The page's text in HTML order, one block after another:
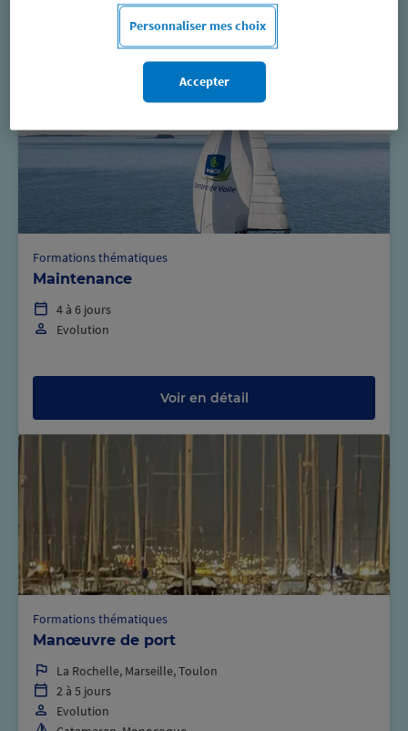
Formations thématiques
Maintenance
4 à 6 jours
Evolution
Voir en détail
Formations thématiques
Manœuvre de port
La Rochelle, Marseille, Toulon
2 à 5 jours
Evolution
Personnaliser mes choix
Accepter